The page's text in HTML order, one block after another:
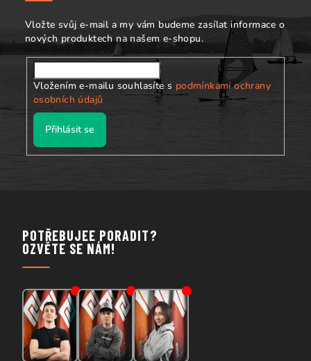
u
Vložte svůj e-mail a my vám budeme zasílat informace o
nových produktech na našem e-shopu.
Vložením e-mailu souhlasíte s podmínkami ochrany
osobních údajů
Přihlásit se
POTŘEBUJEE PORADIT?
OZVĚTE SE NÁM!